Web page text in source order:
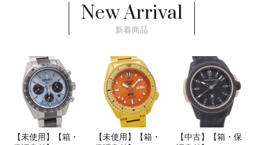
New Arrival
新着商品
【未使用】【箱・
【未使用】【箱・
【中古】【箱・保